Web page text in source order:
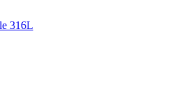
316L